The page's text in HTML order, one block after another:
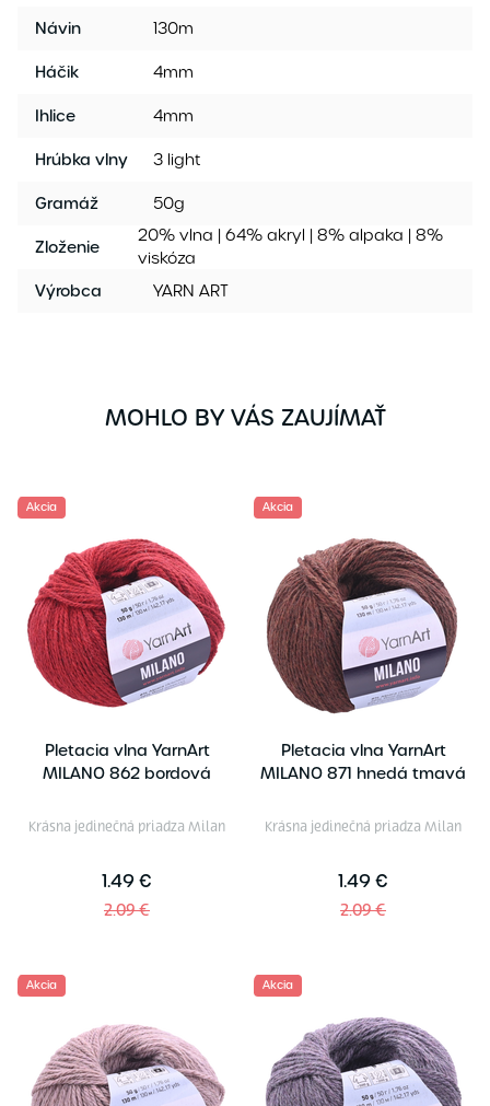
Návin
130m
Háčik
4mm
Ihlice
4mm
Hrúbka vlny
3 light
Gramáž
50g
Zloženie
20% vlna | 64% akryl | 8% alpaka | 8%
viskóza
Výrobca
YARN ART
MOHLO BY VÁS ZAUJÍMAŤ
Akcia
Pletacia vlna YarnArt
MILANO 862 bordová
Krásna jedinečná priadza Milan
1.49 €
2.09 €
Akcia
Pletacia vlna YarnArt
MILANO 871 hnedá tmavá
Krásna jedinečná priadza Milan
1.49 €
2.09 €
Akcia Akcia